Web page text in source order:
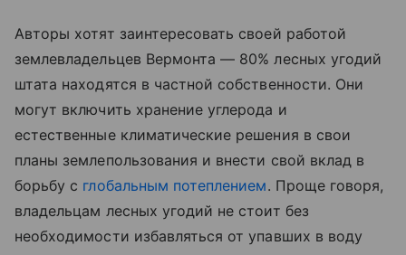
Авторы хотят заинтересовать своей работой
землевладельцев Вермонта — 80% лесных угодий
штата находятся в частной собственности. Они
могут включить хранение углерода и
естественные климатические решения в свои
планы землепользования и внести свой вклад в
борьбу с глобальным потеплением. Проще говоря,
владельцам лесных угодий не стоит без
необходимости избавляться от упавших в воду